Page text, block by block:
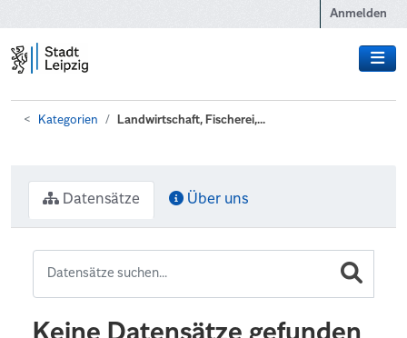
Anmelden
Kategorien Landwirtschaft, Fischerei,...
Datensätze Über uns